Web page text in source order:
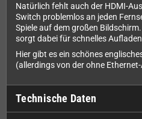
Natürlich fehlt auch der HDMI-
Switch problemlos an jeden
Spiele auf dem großen
sorgt dabei für schnelles
Hier gibt es ein schönes
(allerdings von der ohne
Technische Daten